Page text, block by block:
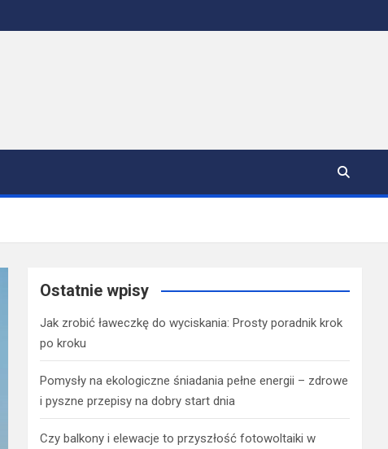
Ostatnie wpisy
Jak zrobić ławeczkę do wyciskania: Prosty poradnik krok
po kroku
Pomysły na ekologiczne śniadania pełne energii – zdrowe
i pyszne przepisy na dobry start dnia
Czy balkony i elewacje to przyszłość fotowoltaiki w